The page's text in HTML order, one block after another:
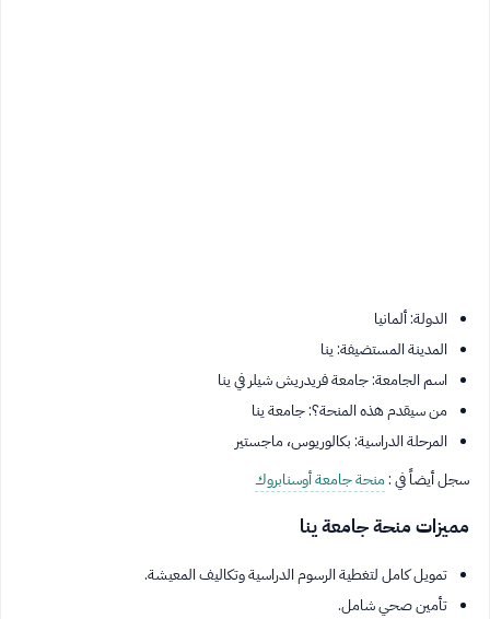
الدولة: ألمانيا
المدينة المستضيفة: ينا
اسم الجامعة: جامعة فريدريش شيلر في ينا
من سيقدم هذه المنحة؟: جامعة ينا
المرحلة الدراسية: بكالوريوس، ماجستير
سجل أيضاً في :منحة جامعة أوسنابروك
مميزات منحة جامعة ينا
تمويل كامل لتغطية الرسوم الدراسية وتكاليف المعيشة.
تأمين صحي شامل.